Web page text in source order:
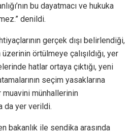
bu dayatmacı ve hukuka
denildi.
gerçek dışı belirlendiği,
örtülmeye çalışıldığı, yer
hatlar ortaya çıktığı, yeni
seçim yasaklarına
muavini münhallerinin
da yer verildi.
bakanlık ile sendika arasında